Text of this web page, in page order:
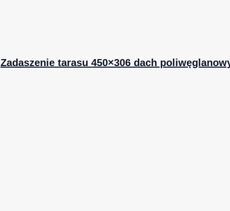
Zadaszenie tarasu 450×306 dach